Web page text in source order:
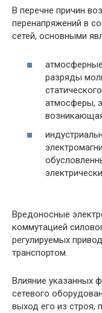
В перечне причин
перенапряжений в
сетей, основными
разряды
атмосферы,
Вредоносные
коммутацией
регулируемых
транспортом.
Влияние указанных
сетевого
выход его из строя,